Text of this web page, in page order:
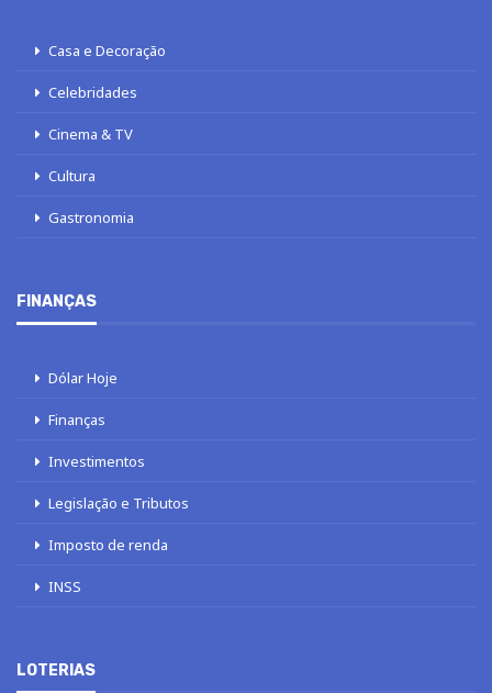
Casa e Decoração
Celebridades
Cinema & TV
Cultura
Gastronomia
FINANÇAS
Dólar Hoje
Finanças
Investimentos
Legislação e Tributos
Imposto de renda
INSS
LOTERIAS